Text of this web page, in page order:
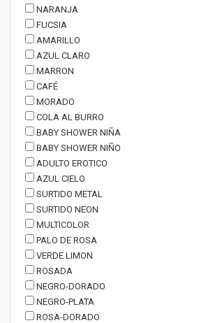
NARANJA
FUCSIA
AMARILLO
AZUL CLARO
MARRON
CAFÉ
MORADO
COLA AL BURRO
BABY SHOWER NIÑA
BABY SHOWER NIÑO
ADULTO EROTICO
AZUL CIELO
SURTIDO METAL
SURTIDO NEON
MULTICOLOR
PALO DE ROSA
VERDE LIMON
ROSADA
NEGRO-DORADO
NEGRO-PLATA
ROSA-DORADO